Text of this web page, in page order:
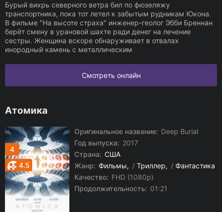
Бурый вихрь северного ветра бил по фюзеляжу
транспортника, пока тот летел к забытым рудникам Юкона.
В фильме "На высоте страха" инженер-геолог Эбби Бреннан
берёт смену в урановой шахте ради денег на лечение
сестры. Женщина вскоре обнаруживает в отвалах
инородный камень с металлическим
Смотреть онлайн
Атомика
4
4.5
Оригинальное название: Deep Burial
Год выпуска: 2017
Страна: США
Жанр: Фильмы / Триллер / Фантастика
Качество: FHD (1080p)
Продолжительность: 01:21